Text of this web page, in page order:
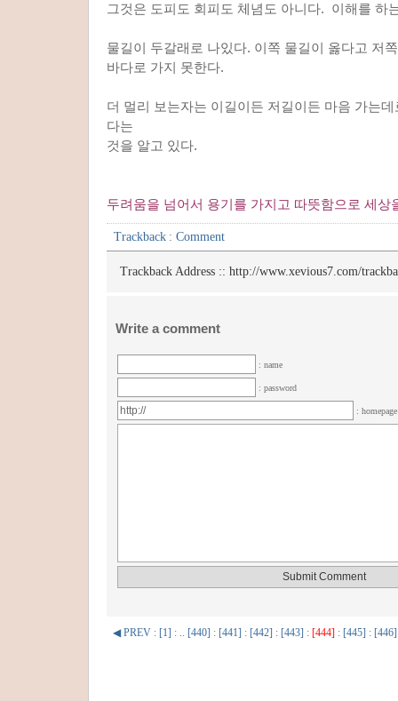
그것은 도피도 회피도 체념도 아니다. 이해를 하
물길이 두갈래로 나있다. 이쪽 물길이 옳다고 저
바다로 가지 못한다.
더 멀리 보는자는 이길이든 저길이든 마음 가는
다는
것을 알고 있다.
두려움을 넘어서 용기를 가지고 따뜻함으로 세상
Trackback : Comment
Trackback Address :: http://www.xevious7.com/
Write a comment
: name
: password
:
◀ PREV : [1] : .. [440] : [441] : [442] : [443] : [444] : [445] : [446]